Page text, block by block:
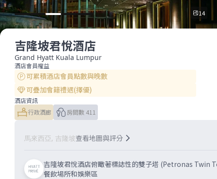
14
吉隆坡君悅酒店
Grand Hyatt Kuala Lumpur
酒店會員權益
可累積酒店會員點數與晚數
可疊加會籍禮遇(擇優)
酒店資訊
行政酒廊
房間數 411
馬來西亞, 吉隆坡查看地圖與評分
吉隆坡君悅酒店俯瞰著標誌性的雙子塔 (Petronas Twin
餐飲場所和娛樂區